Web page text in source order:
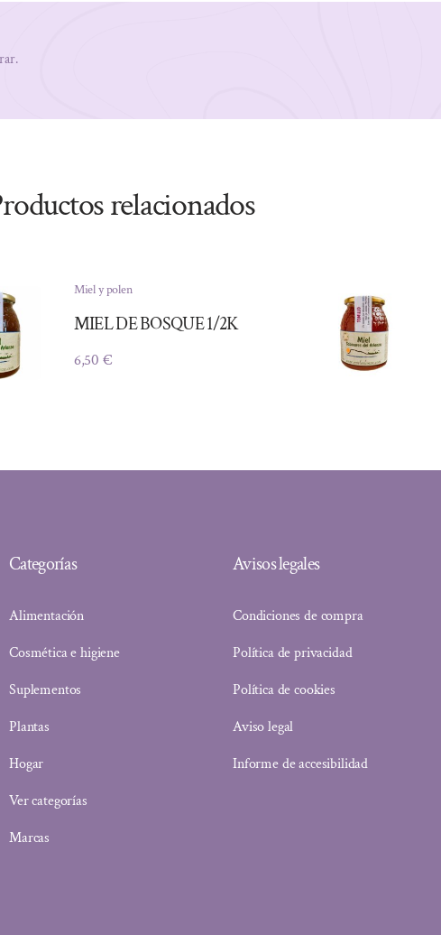
relacionados
Miel y polen
MIEL DE BOSQUE 1/2K
6,50 €
Categorías
Alimentación
Cosmética e higiene
Suplementos
Plantas
Hogar
Ver categorías
Marcas
Avisos legales
Condiciones de compra
Política de privacidad
Política de cookies
Aviso legal
Informe de accesibilidad